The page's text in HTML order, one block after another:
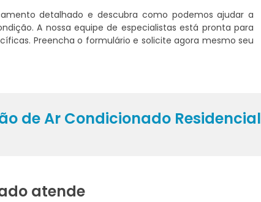
detalhado e descubra como podemos ajudar a
A nossa equipe de especialistas está pronta para
Preencha o formulário e solicite agora mesmo seu
de Ar Condicionado Residencial
atende